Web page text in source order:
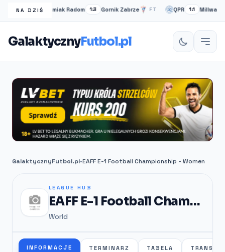
NA DZIŚ
FT Radomiak Radom 1:3 Gornik Zabrze FT QPR 1:1 Millwall
GalaktycznyFutbol.pl
GalaktycznyFutbol.pl•EAFF E-1 Football Championship - Women
LEAGUE HUB
EAFF E-1 Football Championship - Women
World
INFORMACJE TERMINARZ TABELA